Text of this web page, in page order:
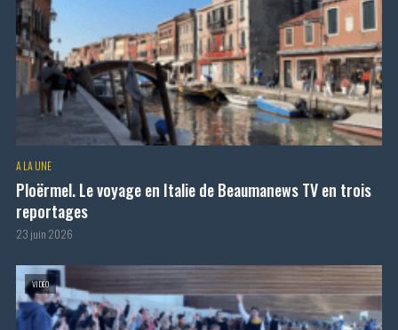
A LA UNE
Ploërmel. Le voyage en Italie de Beaumanews TV en trois
reportages
23 juin 2026
VIDÉO